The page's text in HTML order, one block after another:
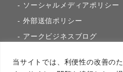
当サイトでは、利便性の改善の
ソーシャルメディアポリシー
外部送信ポリシー
アークビジネスブログ